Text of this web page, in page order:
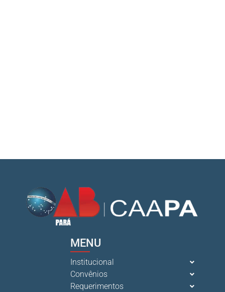
10 De Julho De 2026
Ganhar tempo, automatizar tarefas e aumentar a pro s...
7 De Julho De 2026
MENU
Institucional
Convênios
Requerimentos